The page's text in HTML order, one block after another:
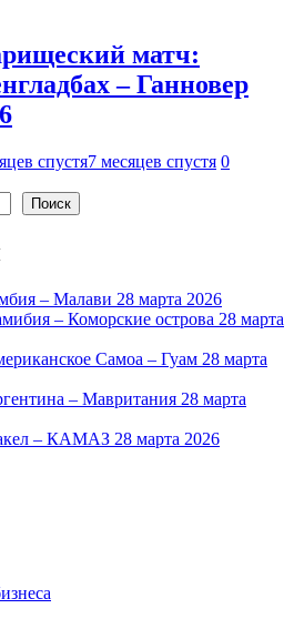
матч:
– Ганновер
спустя7 месяцев спустя 0
Поиск
– Малави 28 марта 2026
– Коморские острова 28 марта
Самоа – Гуам 28 марта
– Мавритания 28 марта
– КАМАЗ 28 марта 2026